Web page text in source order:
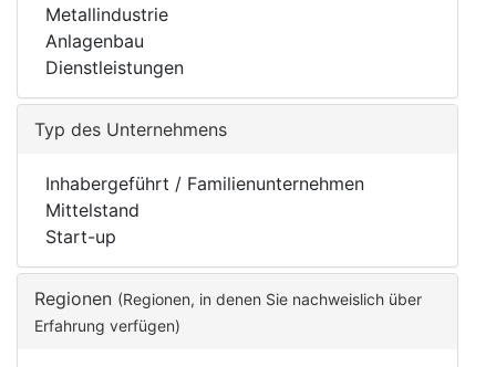
Metallindustrie
Anlagenbau
Dienstleistungen
Typ des Unternehmens
Inhabergeführt / Familienunternehmen
Mittelstand
Start-up
Regionen (Regionen, in denen Sie nachweislich über
Erfahrung verfügen)